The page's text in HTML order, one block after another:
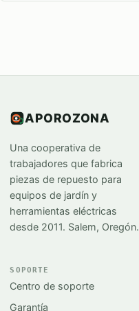
APOROZONA
Una cooperativa de
trabajadores que fabrica
piezas de repuesto para
equipos de jardín y
herramientas eléctricas
desde 2011. Salem, Oregón.
SOPORTE
Centro de soporte
Garantía